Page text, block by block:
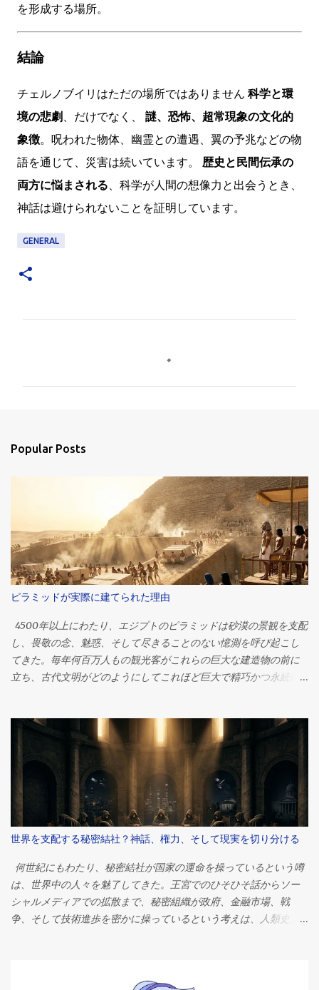
を形成する場所。
結論
チェルノブイリはただの場所ではありません 科学と環
境の悲劇 、だけでなく、 謎、恐怖、超常現象の文化的
象徴。呪われた物体、幽霊との遭遇、翼の予兆などの物
語を通じて、災害は続いています。 歴史と民間伝承の
両方に悩まされる、科学が人間の想像力と出会うとき、
神話は避けられないことを証明しています。
GENERAL
Popular Posts
ピラミッドが実際に建てられた理由
4500年以上にわたり、エジプトのピラミッドは砂漠の景観を支配
し、畏敬の念、魅惑、そして尽きることのない憶測を呼び起こし
てきた。毎年何百万人もの観光客がこれらの巨大な建造物の前に
立ち、古代文明がどのようにしてこれほど巨大で精巧かつ永続的
的偉業の一つとして今もなお語り継がれています。紀元前2560年
頃、ファラオ・クフの治世中に建造されたこのピラミッドは、当
初は高さ約146メートル（481フィート）で、推定230万個の石材で
構成されていました。 しかし、何世紀にもわたる研究にもかかわ
らず、世界中の人々を魅了し続ける疑問がある。ピラミッドは一
体なぜ建てられたのか？ 答えは単純に思えるかもしれない。ほと
んどのエジプト学者は、ピラミッドは強力なファラオのための壮
大な墓として機能したという点で意見が一致している。しかし、
その物語は単なる埋葬地というよりもはるかに複雑だ。これらの
建造物は、政治権力、宗教的信仰、宇宙観、経済組織、そして歴
史上最も偉大な文明の一つが抱いていた並外れた野心を象徴して
いたのだ。 ピラミッドがなぜ建設されたのかを理解するには、古
の死生観を理解する必要がある。 古代エジプト人は死を終わりと
世界を支配する秘密結社？神話、権力、そして現実を切り分ける
何世紀にもわたり、秘密結社が国家の運命を操っているという噂
は、世界中の人々を魅了してきた。王宮でのひそひそ話からソー
シャルメディアでの拡散まで、秘密組織が政府、金融市場、戦
争、そして技術進歩を密かに操っているという考えは、人類史上
来事を操っているという確かな証拠はありません。しかし、これ